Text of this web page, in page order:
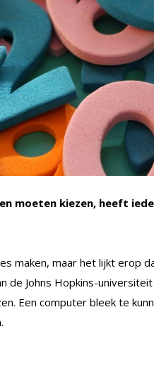
moeten kiezen, heeft
maken, maar het lijkt erop
de Johns Hopkins-
Een computer bleek te